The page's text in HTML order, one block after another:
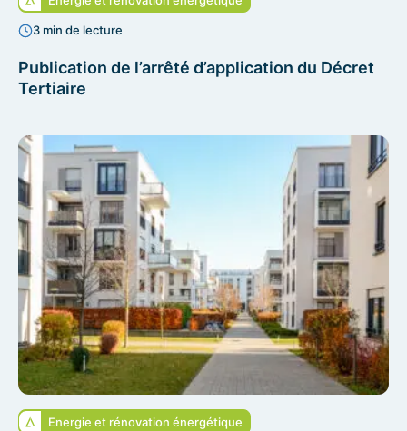
3 min de lecture
Publication de l’arrêté d’application du Décret
Tertiaire
Energie et rénovation énergétique